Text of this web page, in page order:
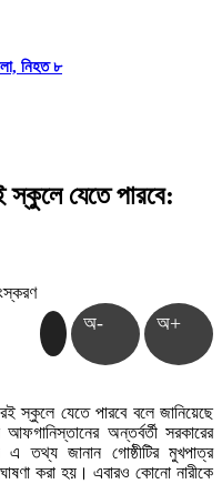
নিহত ৮
স্কুলে যেতে পারবে:
অ- অ+
স্কুলে যেতে পারবে বলে জানিয়েছে
আফগানিস্তানের অন্তর্বর্তী সরকারের
এ তথ্য জানান গোষ্ঠীটির মুখপাত্র
করা হয়। এবারও কোনো নারীকে